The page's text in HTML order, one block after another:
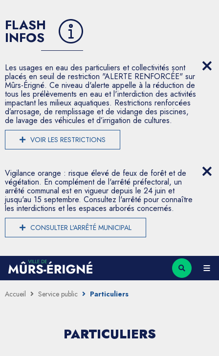
FLASH
INFOS
Les usages en eau des particuliers et collectivités sont
placés en seuil de restriction "ALERTE RENFORCÉE" sur
Mûrs-Érigné. Ce niveau d'alerte appelle à la réduction de
tous les prélèvements en eau et l'interdiction des activités
impactant les milieux aquatiques. Restrictions renforcées
d’arrosage, de remplissage et de vidange des piscines,
de lavage des véhicules et d’irrigation de cultures.
VOIR LES RESTRICTIONS
Vigilance orange : risque élevé de feux de forêt et de
végétation. En complément de l'arrêté préfectoral, un
arrêté communal est en vigueur depuis le 24 juin et
jusqu'au 15 septembre. Consultez l'arrêté pour connaître
les interdictions et les espaces arborés concernés.
CONSULTER L'ARRÊTÉ MUNICIPAL
Accueil Service public Particuliers
PARTICULIERS